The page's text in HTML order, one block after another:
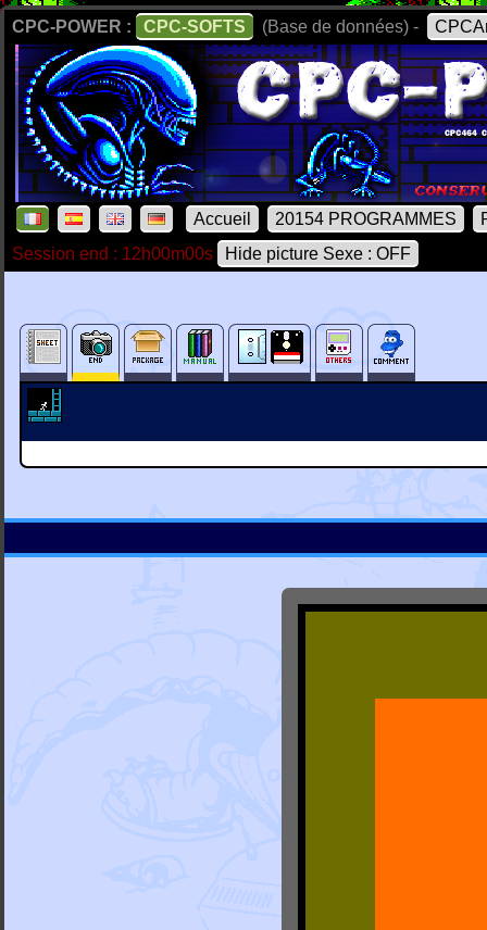
CPC-POWER : CPC-SOFTS (Base de données) -
Accueil 20154 PROGRAMMES
Session end : 12h00m00s
Hide picture Sexe : OFF